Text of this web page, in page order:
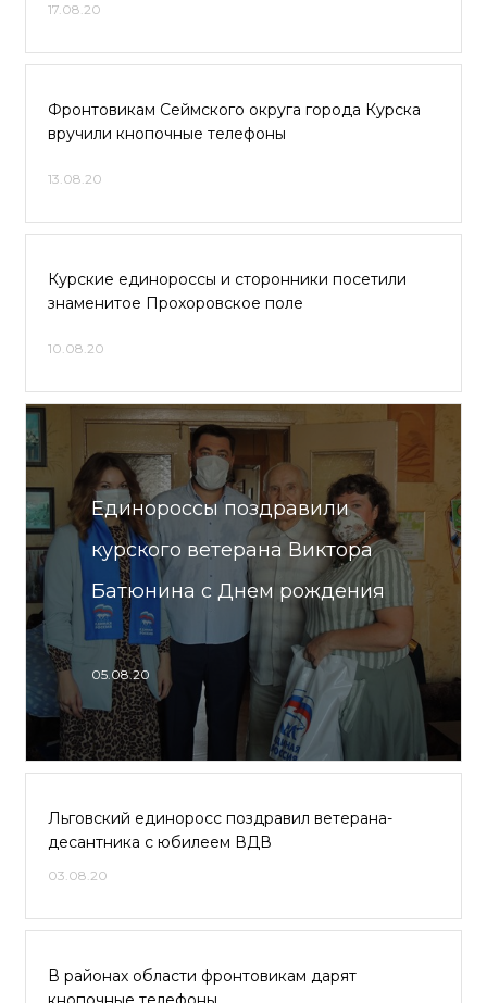
17.08.20
Фронтовикам Сеймского округа города Курска
вручили кнопочные телефоны
13.08.20
Курские единороссы и сторонники посетили
знаменитое Прохоровское поле
10.08.20
Единороссы поздравили
курского ветерана Виктора
Батюнина с Днем рождения
05.08.20
Льговский единоросс поздравил ветерана-
десантника с юбилеем ВДВ
03.08.20
В районах области фронтовикам дарят